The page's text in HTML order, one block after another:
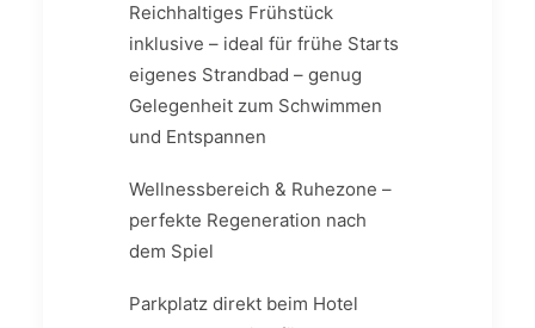
Reichhaltiges Frühstück
inklusive – ideal für frühe Starts
eigenes Strandbad – genug
Gelegenheit zum Schwimmen
und Entspannen
Wellnessbereich & Ruhezone –
perfekte Regeneration nach
dem Spiel
Parkplatz direkt beim Hotel